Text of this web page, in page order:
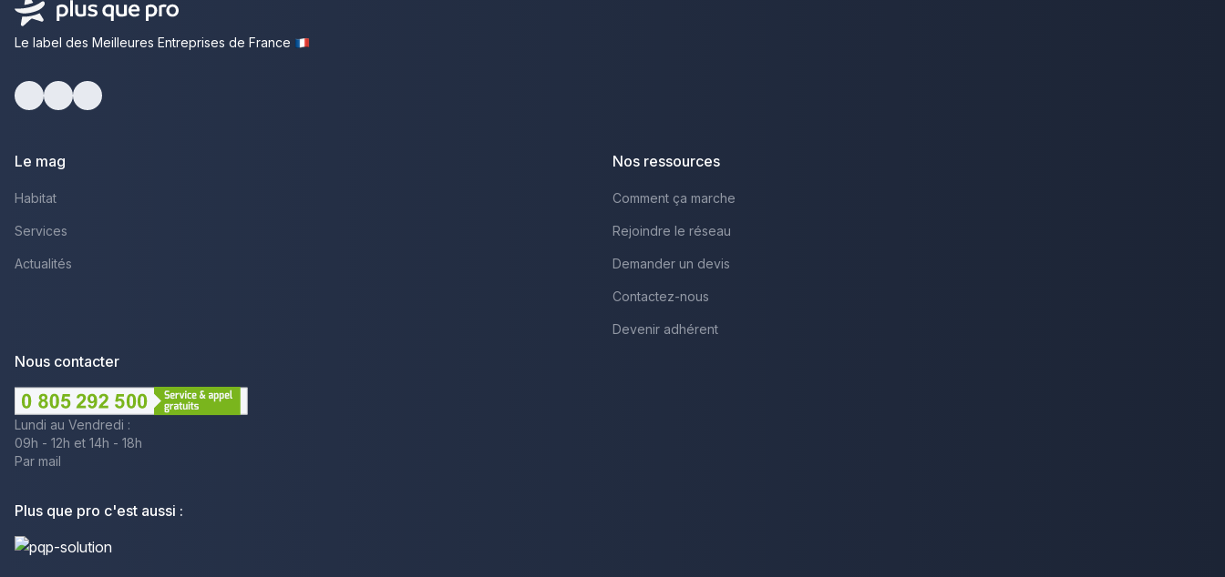
Le label des Meilleures Entreprises de France
Le mag
Habitat
Services
Actualités
Nos ressources
Comment ça marche
Rejoindre le réseau
Demander un devis
Contactez-nous
Devenir adhérent
Nous contacter
Lundi au Vendredi :
09h - 12h et 14h - 18h
Par mail
Plus que pro c'est aussi :